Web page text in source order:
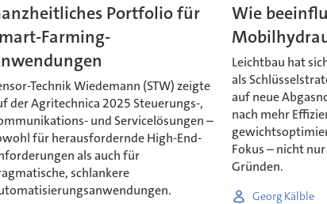
Portfolio für
Farming-
Technik Wiedemann (STW) zeigte
der Agritechnica 2025 Steuerungs-,
und Servicelösungen –
für herausfordernde High-End-
als auch für
schlankere
Wie
Leichtbau hat
als
auf neue
nach mehr
Fokus – nicht
Gründen.
Georg Kälble